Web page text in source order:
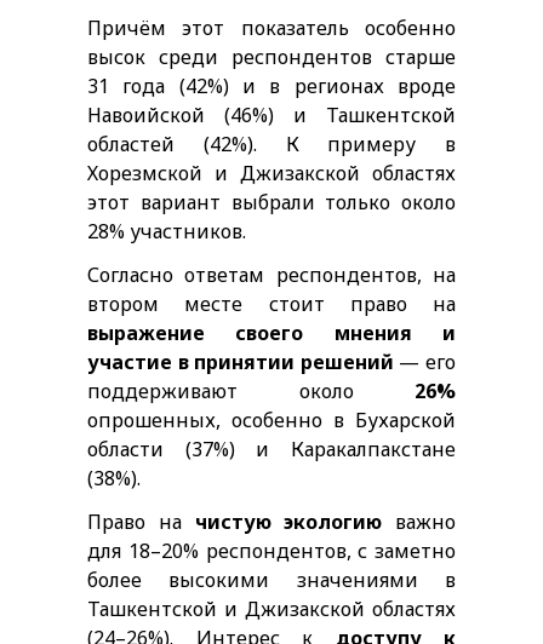
Причём этот показатель особенно
высок среди респондентов старше
31 года (42%) и в регионах вроде
Навоийской (46%) и Ташкентской
областей (42%). К примеру в
Хорезмской и Джизакской областях
этот вариант выбрали только около
28% участников.
Согласно ответам респондентов, на
втором месте стоит право на
выражение своего мнения и
участие в принятии решений — его
поддерживают около 26%
опрошенных, особенно в Бухарской
области (37%) и Каракалпакстане
(38%).
Право на чистую экологию важно
для 18–20% респондентов, с заметно
более высокими значениями в
Ташкентской и Джизакской областях
(24–26%). Интерес к доступу к